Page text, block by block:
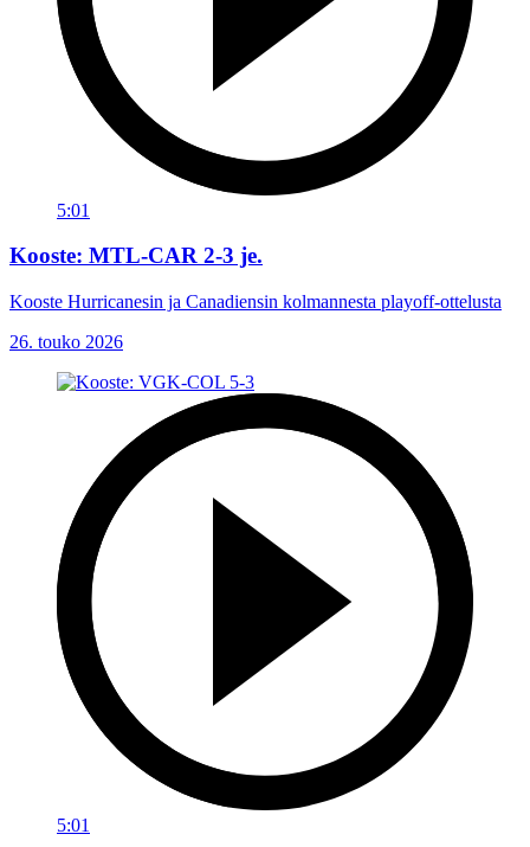
5:01
Kooste: MTL-CAR 2-3 je.
Kooste Hurricanesin ja Canadiensin kolmannesta playoff-ottelusta
26. touko 2026
5:01